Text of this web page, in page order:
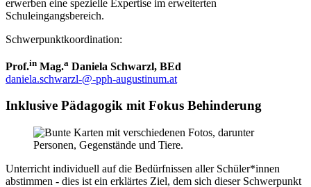
erwerben eine spezielle Expertise im erweiterten
Schuleingangsbereich.
Schwerpunktkoordination:
Prof.in Mag.a Daniela Schwarzl, BEd
daniela.schwarzl-@-pph-augustinum.at
Inklusive Pädagogik mit Fokus Behinderung
Unterricht individuell auf die Bedürfnissen aller Schüler*innen
abstimmen - dies ist ein erklärtes Ziel, dem sich dieser Schwerpunkt